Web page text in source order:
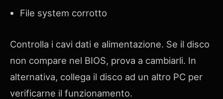
File system corrotto
Controlla i cavi dati e alimentazione. Se il disco
non compare nel BIOS, prova a cambiarli. In
alternativa, collega il disco ad un altro PC per
verificarne il funzionamento.